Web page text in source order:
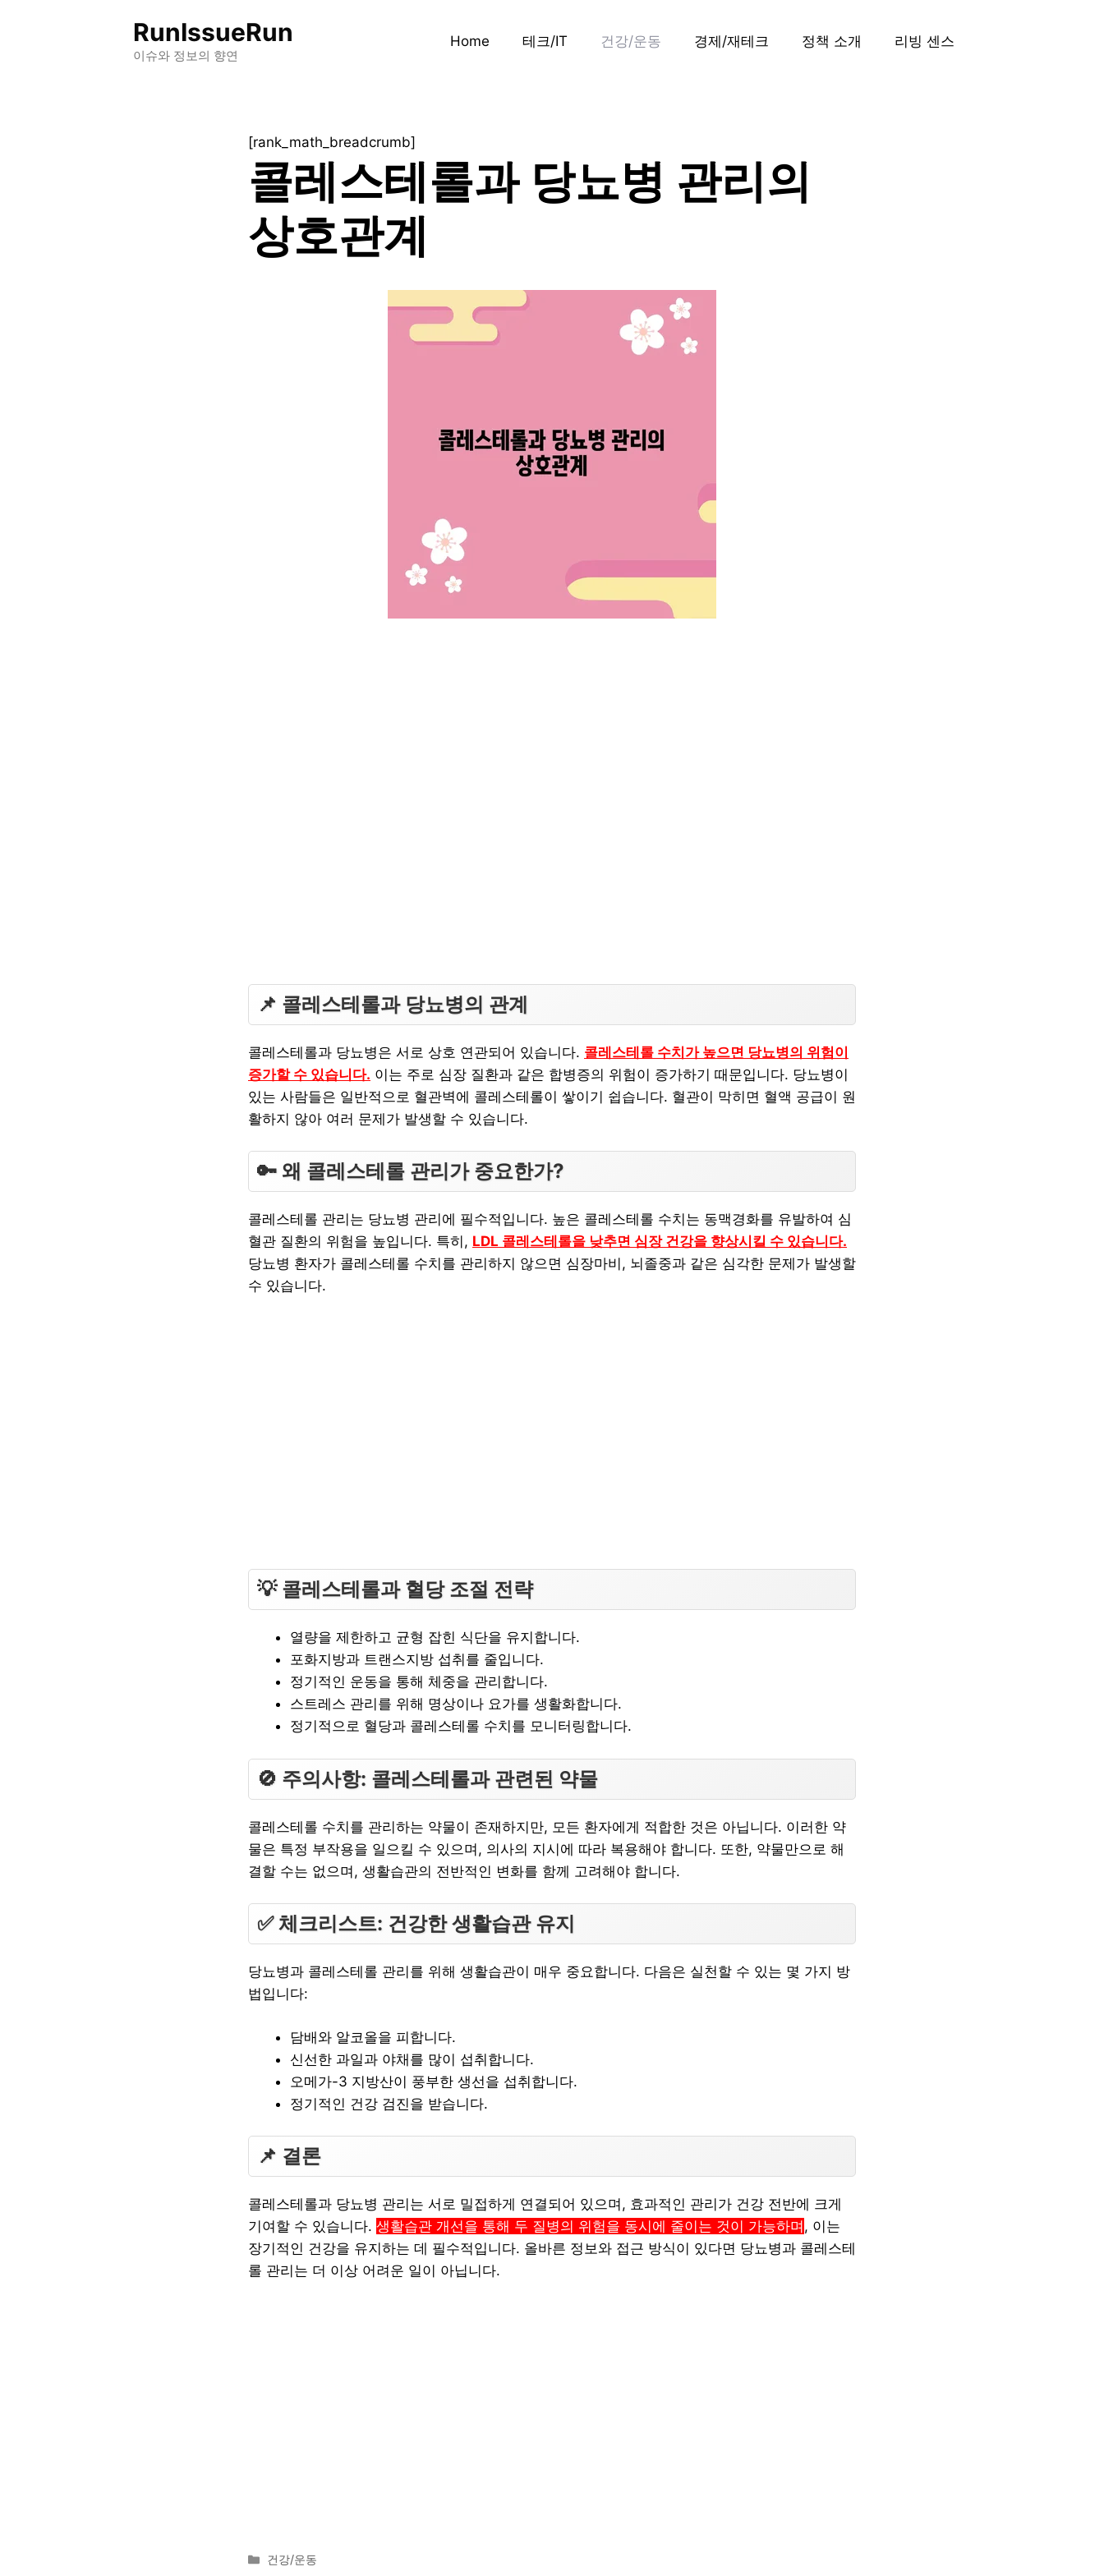
RunIssueRun
이슈와 정보의 향연
Home 테크/IT 건강/운동 경제/재테크 정책 소개 리빙 센스
[rank_math_breadcrumb]
콜레스테롤과 당뇨병 관리의
상호관계
📌 콜레스테롤과 당뇨병의 관계
콜레스테롤과 당뇨병은 서로 상호 연관되어 있습니다. 콜레스테롤 수치가 높으면 당뇨병의 위험이
증가할 수 있습니다. 이는 주로 심장 질환과 같은 합병증의 위험이 증가하기 때문입니다. 당뇨병이
있는 사람들은 일반적으로 혈관벽에 콜레스테롤이 쌓이기 쉽습니다. 혈관이 막히면 혈액 공급이 원
활하지 않아 여러 문제가 발생할 수 있습니다.
🔑 왜 콜레스테롤 관리가 중요한가?
콜레스테롤 관리는 당뇨병 관리에 필수적입니다. 높은 콜레스테롤 수치는 동맥경화를 유발하여 심
혈관 질환의 위험을 높입니다. 특히, LDL 콜레스테롤을 낮추면 심장 건강을 향상시킬 수 있습니다.
당뇨병 환자가 콜레스테롤 수치를 관리하지 않으면 심장마비, 뇌졸중과 같은 심각한 문제가 발생할
수 있습니다.
💡 콜레스테롤과 혈당 조절 전략
열량을 제한하고 균형 잡힌 식단을 유지합니다.
포화지방과 트랜스지방 섭취를 줄입니다.
정기적인 운동을 통해 체중을 관리합니다.
스트레스 관리를 위해 명상이나 요가를 생활화합니다.
정기적으로 혈당과 콜레스테롤 수치를 모니터링합니다.
🚫 주의사항: 콜레스테롤과 관련된 약물
콜레스테롤 수치를 관리하는 약물이 존재하지만, 모든 환자에게 적합한 것은 아닙니다. 이러한 약
물은 특정 부작용을 일으킬 수 있으며, 의사의 지시에 따라 복용해야 합니다. 또한, 약물만으로 해
결할 수는 없으며, 생활습관의 전반적인 변화를 함께 고려해야 합니다.
✅ 체크리스트: 건강한 생활습관 유지
당뇨병과 콜레스테롤 관리를 위해 생활습관이 매우 중요합니다. 다음은 실천할 수 있는 몇 가지 방
법입니다:
담배와 알코올을 피합니다.
신선한 과일과 야채를 많이 섭취합니다.
오메가-3 지방산이 풍부한 생선을 섭취합니다.
정기적인 건강 검진을 받습니다.
📌 결론
콜레스테롤과 당뇨병 관리는 서로 밀접하게 연결되어 있으며, 효과적인 관리가 건강 전반에 크게
기여할 수 있습니다. 생활습관 개선을 통해 두 질병의 위험을 동시에 줄이는 것이 가능하며 , 이는
장기적인 건강을 유지하는 데 필수적입니다. 올바른 정보와 접근 방식이 있다면 당뇨병과 콜레스테
롤 관리는 더 이상 어려운 일이 아닙니다.
카
건강/운동